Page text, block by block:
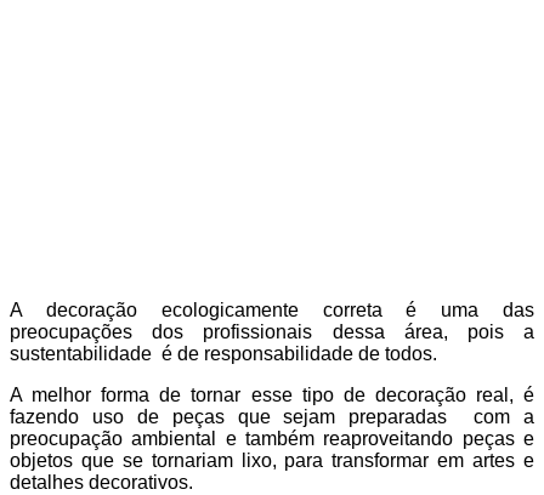
A decoração ecologicamente correta é uma das
preocupações dos profissionais dessa área, pois a
sustentabilidade é de responsabilidade de todos.
A melhor forma de tornar esse tipo de decoração real, é
fazendo uso de peças que sejam preparadas com a
preocupação ambiental e também reaproveitando peças e
objetos que se tornariam lixo, para transformar em artes e
detalhes decorativos.